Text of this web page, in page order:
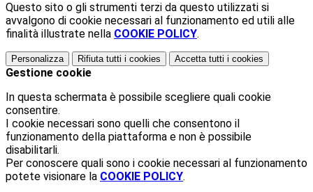
Questo sito o gli strumenti terzi da questo utilizzati si
avvalgono di cookie necessari al funzionamento ed utili alle
finalità illustrate nella COOKIE POLICY.
Personalizza Rifiuta tutti i cookies Accetta tutti i cookies
Gestione cookie
In questa schermata è possibile scegliere quali cookie
consentire.
I cookie necessari sono quelli che consentono il
funzionamento della piattaforma e non è possibile
disabilitarli.
Per conoscere quali sono i cookie necessari al funzionamento
potete visionare la COOKIE POLICY.